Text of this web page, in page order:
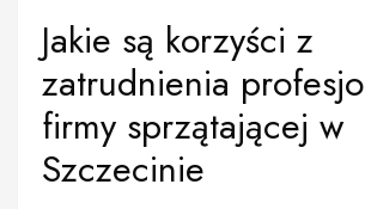
Jakie są korzyści z
zatrudnienia
firmy sprzątającej w
Szczecinie